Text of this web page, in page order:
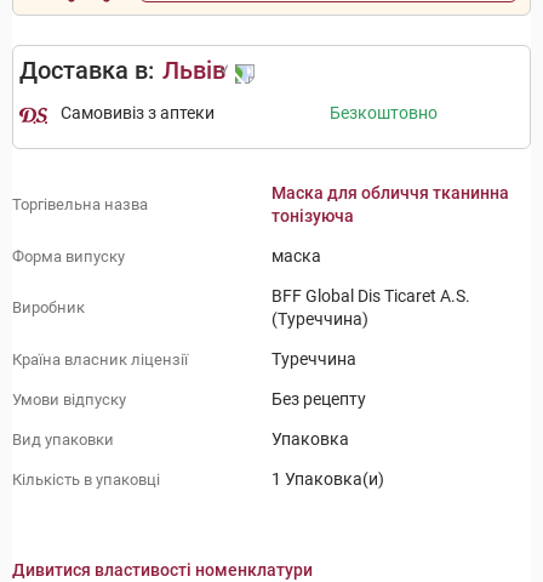
Доставка в: Львів
Самовивіз з аптеки Безкоштовно
Торгівельна назва
Маска для обличчя тканинна
тонізуюча
Форма випуску маска
Виробник
BFF Global Dis Ticaret A.S.
(Туреччина)
Країна власник ліцензії Туреччина
Умови відпуску Без рецепту
Вид упаковки Упаковка
Кількість в упаковці 1 Упаковка(и)
Дивитися властивості номенклатури